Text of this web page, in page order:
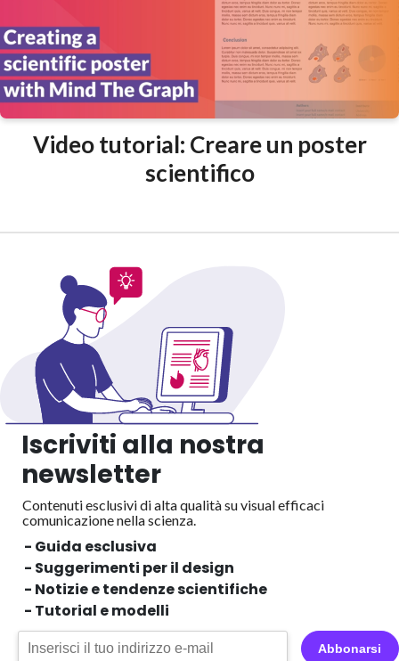
Video tutorial: Creare un poster
scientifico
Iscriviti alla nostra
newsletter
Contenuti esclusivi di alta qualità su visual efficaci
comunicazione nella scienza.
- Guida esclusiva
- Suggerimenti per il design
- Notizie e tendenze scientifiche
- Tutorial e modelli
Abbonarsi